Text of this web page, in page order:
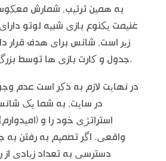
به همین ترتیب, شمارش
غنیمت یکنوع بازی شبیه لوتو
زیر است, شانس برای هدف قرار
جدول و کارت بازی ها توسط بزرگ خط به بالا تقویت.
در نهایت لازم به ذکر است عدم
در سایت, به شما یک
استراتژی خود را و
واقعی. اگر تصمیم به رفتن
دسترسی به تعداد زیادی از